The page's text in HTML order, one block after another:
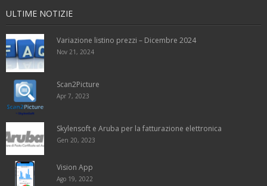
ULTIME NOTIZIE
Variazione listino prezzi – Dicembre 2024
Nov 21, 2024
Scan2Picture
Apr 7, 2023
Skylensoft e Aruba per la fatturazione elettronica
Gen 20, 2023
Vision App
Ago 19, 2022